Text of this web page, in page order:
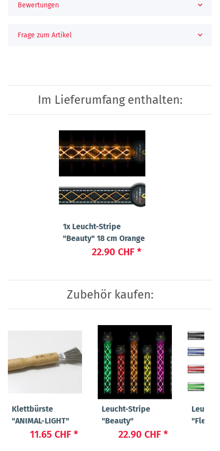
Bewertungen
Frage zum Artikel
Im Lieferumfang enthalten:
1x Leucht-Stripe
"Beauty" 18 cm Orange
22.90 CHF *
Zubehör kaufen:
Klettbürste
"ANIMAL-LIGHT"
11.65 CHF *
Leucht-Stripe
"Beauty"
22.90 CHF *
"Flex"